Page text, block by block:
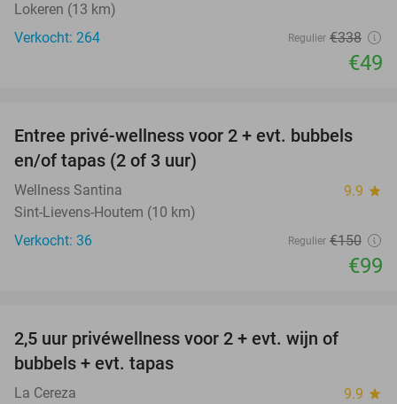
Lokeren (13 km)
Verkocht: 264
Regulier €338
€49
34%
Entree privé-wellness voor 2 + evt. bubbels
en/of tapas (2 of 3 uur)
Wellness Santina 9.9 star
Sint-Lievens-Houtem (10 km)
Verkocht: 36
Regulier €150
€99
2,5 uur privéwellness voor 2 + evt. wijn of
bubbels + evt. tapas
La Cereza 9.9 star